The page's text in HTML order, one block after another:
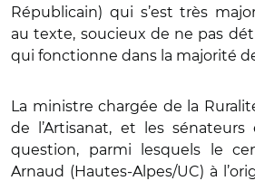
Républicain) qui s’est très
au texte, soucieux de ne pas
qui fonctionne dans la majorité
La ministre chargée de la
de l’Artisanat, et les
question, parmi lesquels le
Arnaud (Hautes-Alpes/UC) à